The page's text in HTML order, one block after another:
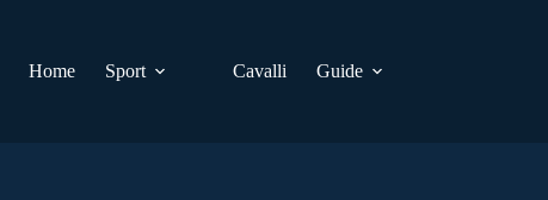
Home
Sport Cavalli Guide